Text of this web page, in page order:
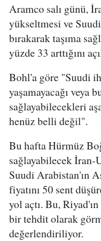
Aramco salı günü,
yükseltmesi ve
bırakarak taşıma
yüzde 33 arttığını
Bohl'a göre "Suudi
yaşamayacağı veya
sağlayabilecekleri
henüz belli değil".
Bu hafta Hürmüz
sağlayabilecek İran-
Suudi Arabistan'ın
fiyatını 50 sent
yol açtı. Bu,
bir tehdit olarak
değerlendiriliyor.